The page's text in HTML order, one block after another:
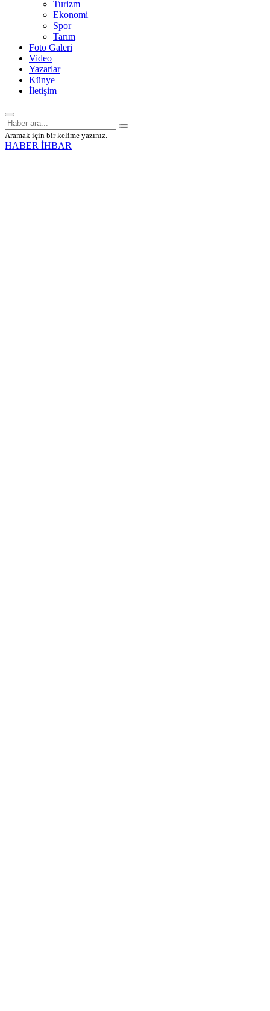
Turizm
Ekonomi
Spor
Tarım
Foto Galeri
Video
Yazarlar
Künye
İletişim
Aramak için bir kelime yazınız.
HABER İHBAR